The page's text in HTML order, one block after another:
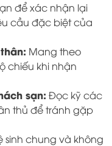
để xác nhận lại
cầu đặc biệt của
Mang theo
chiếu khi nhận
sạn: Đọc kỹ các
thủ để tránh gặp
sinh chung và không